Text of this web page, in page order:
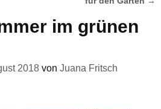
im grünen
2018 von Juana Fritsch